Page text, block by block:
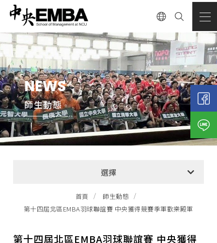
NEWS
師生動態
選擇
全部消息
EMBA招生公告
首頁
師生動態
第十四屆北區EMBA羽球聯誼賽 中央獲得競賽季軍歡樂殿軍
第十四屆北區EMBA羽球聯誼賽 中央獲得